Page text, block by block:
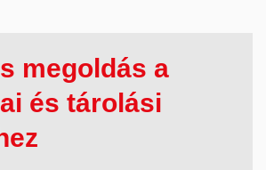
megoldás a
és tárolási